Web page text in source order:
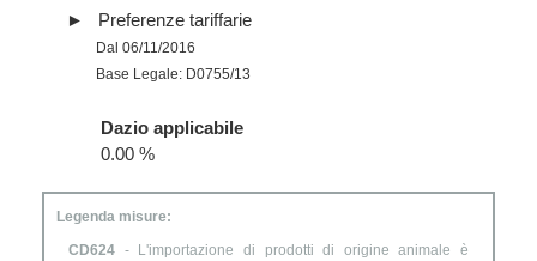
Preferenze tariffarie
Dal 06/11/2016
Base Legale: D0755/13
Dazio applicabile
0.00 %
Legenda misure:
CD624 - L'importazione di prodotti di origine animale è